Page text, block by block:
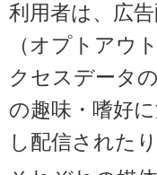
利用者は、広
（オプトアウ
クセスデータ
の趣味・嗜好
し配信された